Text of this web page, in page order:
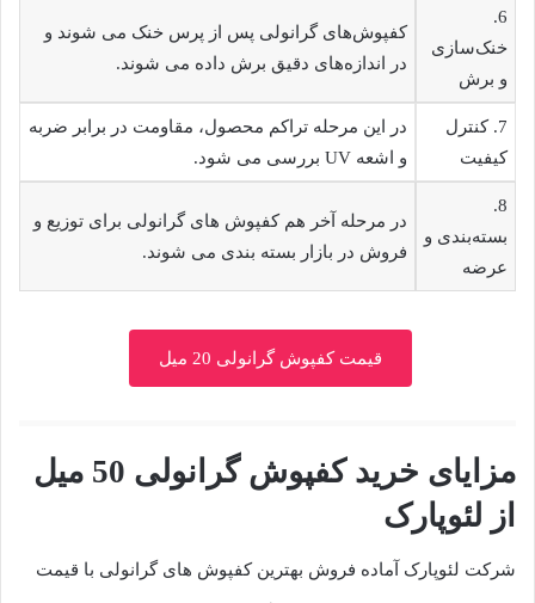
6.
خنک‌سازی
و برش
کفپوش‌های گرانولی پس از پرس خنک می شوند و
در اندازه‌های دقیق برش داده می شوند.
7. کنترل
کیفیت
در این مرحله تراکم محصول، مقاومت در برابر ضربه
و اشعه UV بررسی می شود.
8.
بسته‌بندی و
عرضه
در مرحله آخر هم کفپوش های گرانولی برای توزیع و
فروش در بازار بسته بندی می شوند.
قیمت کفپوش گرانولی 20 میل
مزایای خرید کفپوش گرانولی 50 میل
از لئوپارک
شرکت لئوپارک آماده فروش بهترین کفپوش های گرانولی با قیمت